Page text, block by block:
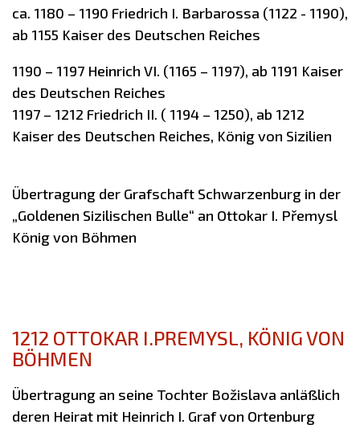
ca. 1180 – 1190 Friedrich I. Barbarossa (1122 - 1190),
ab 1155 Kaiser des Deutschen Reiches
1190 – 1197 Heinrich VI. (1165 – 1197), ab 1191 Kaiser
des Deutschen Reiches
1197 – 1212 Friedrich II. ( 1194 – 1250), ab 1212
Kaiser des Deutschen Reiches, König von Sizilien
Übertragung der Grafschaft Schwarzenburg in der
„Goldenen Sizilischen Bulle“ an Ottokar I. Přemysl
König von Böhmen
1212 OTTOKAR I.PREMYSL, KÖNIG VON
BÖHMEN
Übertragung an seine Tochter Božislava anläßlich
deren Heirat mit Heinrich I. Graf von Ortenburg